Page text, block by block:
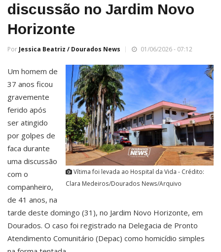
discussão no Jardim Novo
Horizonte
Por Jessica Beatriz / Dourados News 01/06/2026 - 07:12
Vítima foi levada ao Hospital da Vida - Crédito:
Clara Medeiros/Dourados News/Arquivo
Um homem de
37 anos ficou
gravemente
ferido após
ser atingido
por golpes de
faca durante
uma discussão
com o
companheiro,
de 41 anos, na
tarde deste domingo (31), no Jardim Novo Horizonte, em
Dourados. O caso foi registrado na Delegacia de Pronto
Atendimento Comunitário (Depac) como homicídio simples